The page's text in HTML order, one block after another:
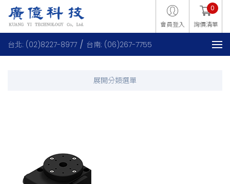
會員登入 詢價清單
0
台北: (02)8227-8977 台南: (06)267-7755